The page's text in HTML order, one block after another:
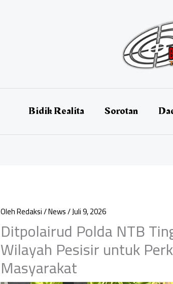
Bidik Realita Sorotan
OlehRedaksi/News/Juli 9, 2026
Ditpolairud Polda NTB
Wilayah Pesisir untuk
Masyarakat